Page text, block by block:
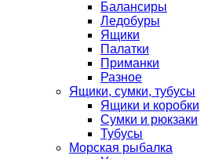
Балансиры
Ледобуры
Ящики
Палатки
Приманки
Разное
Ящики, сумки, тубусы
Ящики и коробки
Сумки и рюкзаки
Тубусы
Морская рыбалка